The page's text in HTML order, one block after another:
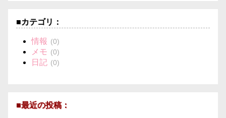
■カテゴリ：
情報 (0)
メモ (0)
日記 (0)
■最近の投稿：